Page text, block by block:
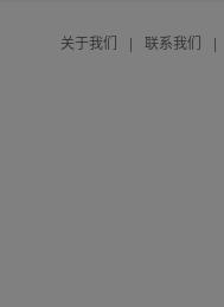
关于我们 | 联系我们 |